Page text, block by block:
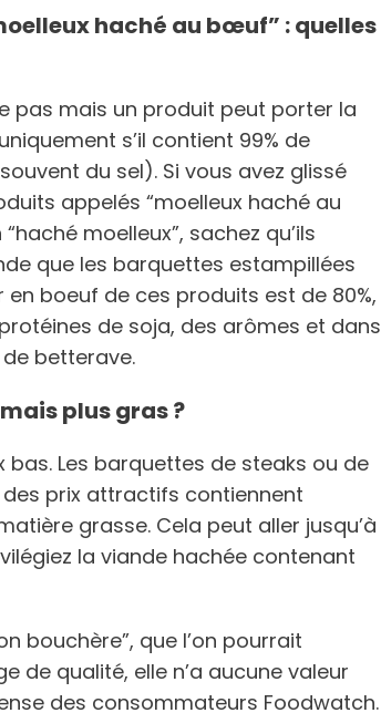
haché au bœuf” : quelles
pas mais un produit peut porter la
s’il contient 99% de
du sel). Si vous avez glissé
appelés “moelleux haché au
moelleux”, sachez qu’ils
que les barquettes estampillées
en boeuf de ces produits est de 80%,
de soja, des arômes et dans
betterave.
plus gras ?
bas. Les barquettes de steaks ou de
prix attractifs contiennent
grasse. Cela peut aller jusqu’à
la viande hachée contenant
bouchère”, que l’on pourrait
de qualité, elle n’a aucune valeur
des consommateurs Foodwatch.